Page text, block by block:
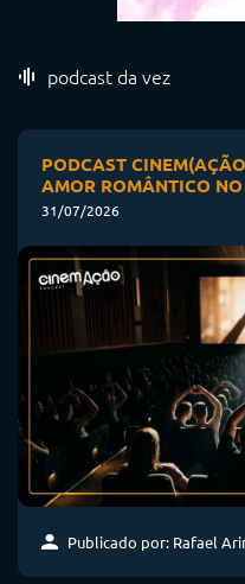
podcast da vez
PODCAST
AMOR ROMÂNTICO
31/07/2026
Publicado por: Rafael